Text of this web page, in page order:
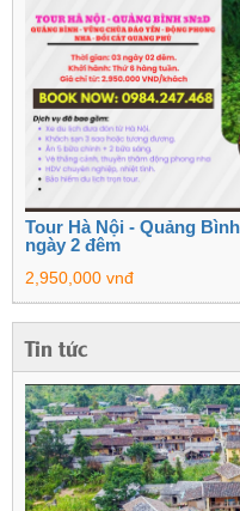
Tour Hà Nội - Quảng
ngày 2 đêm
2,950,000 vnđ
Tin tức